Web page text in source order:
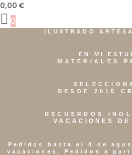
0,00 €
0
ILUSTRADO
EN MI
MATERIALES
DESDE 2015
RECUERDOS
VACACIONES DE
Pedidos hasta el 4 de
vacaciones. Pedidos a